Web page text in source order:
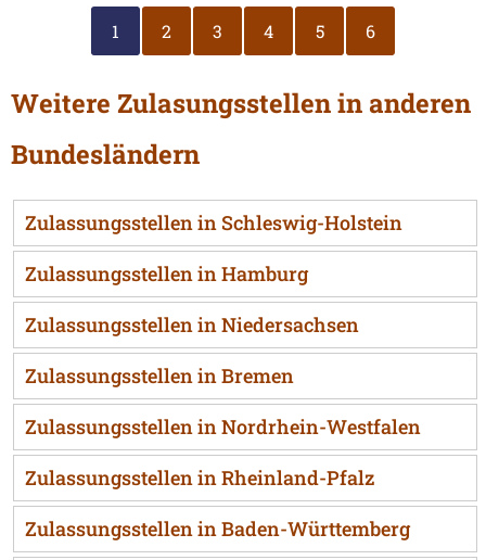
1 2 3 4 5 6
Weitere Zulasungsstellen in anderen
Bundesländern
Zulassungsstellen in Schleswig-Holstein
Zulassungsstellen in Hamburg
Zulassungsstellen in Niedersachsen
Zulassungsstellen in Bremen
Zulassungsstellen in Nordrhein-Westfalen
Zulassungsstellen in Rheinland-Pfalz
Zulassungsstellen in Baden-Württemberg